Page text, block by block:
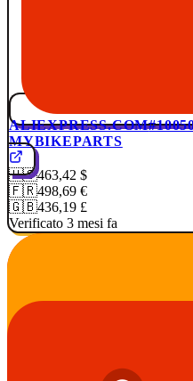
ALIEXPRESS.COM
MYBIKEPARTS
🇺🇸463,42 $
🇫🇷498,69 €
🇬🇧436,19 £
Verificato 3 mesi fa